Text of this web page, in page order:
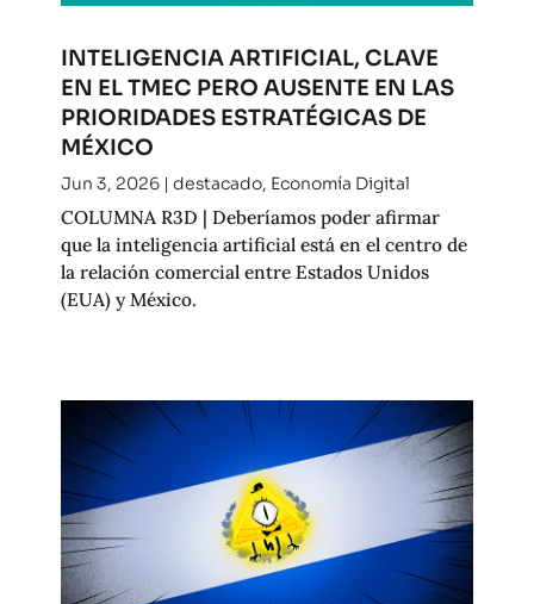
INTELIGENCIA ARTIFICIAL, CLAVE
EN EL TMEC PERO AUSENTE EN LAS
PRIORIDADES ESTRATÉGICAS DE
MÉXICO
Jun 3, 2026| destacado, Economía Digital
COLUMNA R3D | Deberíamos poder afirmar
que la inteligencia artificial está en el centro de
la relación comercial entre Estados Unidos
(EUA) y México.